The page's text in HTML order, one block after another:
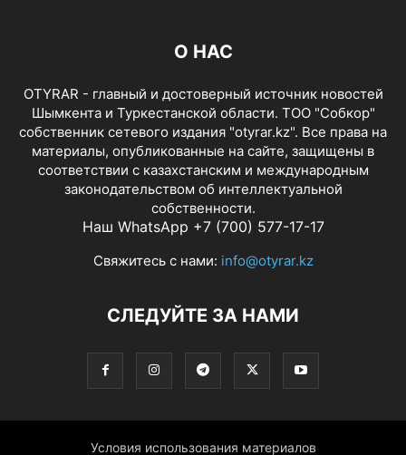
О НАС
OTYRAR - главный и достоверный источник новостей
Шымкента и Туркестанской области. ТОО "Собкор"
собственник сетевого издания "otyrar.kz". Все права на
материалы, опубликованные на сайте, защищены в
соответствии с казахстанским и международным
законодательством об интеллектуальной
собственности.
Наш WhatsApp +7 (700) 577-17-17
Свяжитесь с нами: info@otyrar.kz
СЛЕДУЙТЕ ЗА НАМИ
Условия использования материалов